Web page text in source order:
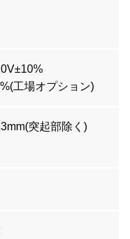
工場オプション)
突起部除く)